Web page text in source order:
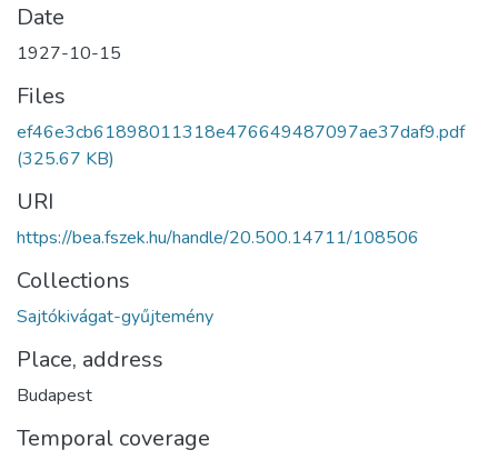
Date
1927-10-15
Files
ef46e3cb61898011318e476649487097ae37daf9.pdf
(325.67 KB)
URI
https://bea.fszek.hu/handle/20.500.14711/108506
Collections
Sajtókivágat-gyűjtemény
Place, address
Budapest
Temporal coverage